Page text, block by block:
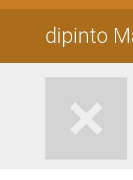
dipinto